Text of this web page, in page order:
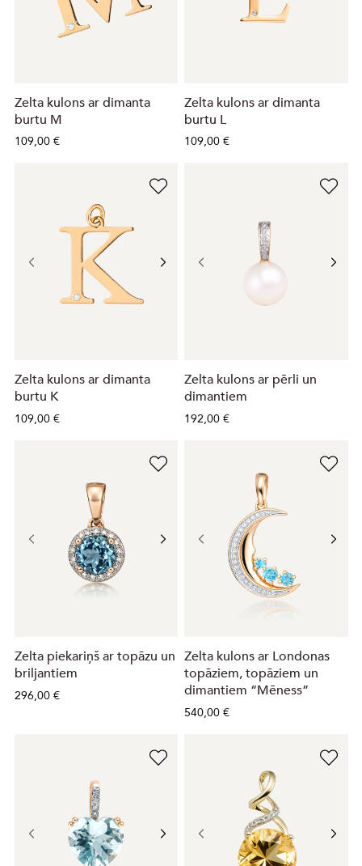
Zelta kulons ar dimanta
burtu M
109,00 €
Zelta kulons ar dimanta
burtu L
109,00 €
Zelta kulons ar dimanta
burtu K
109,00 €
Zelta kulons ar pērli un
dimantiem
192,00 €
Zelta piekariņš ar topāzu un
briljantiem
296,00 €
Zelta kulons ar Londonas
topāziem, topāziem un
dimantiem “Mēness”
540,00 €